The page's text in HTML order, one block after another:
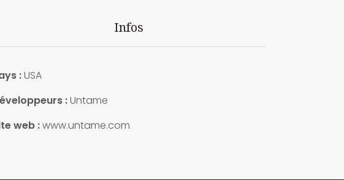
Infos
:USA
:Untame
web :www.untame.com